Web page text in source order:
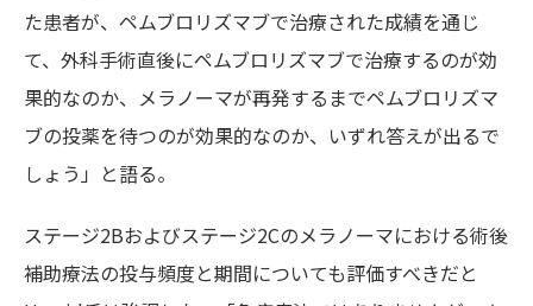
た患者が、ペムブロリズマブで治療された成績を通じ
て、外科手術直後にペムブロリズマブで治療するのが効
果的なのか、メラノーマが再発するまでペムブロリズマ
ブの投薬を待つのが効果的なのか、いずれ答えが出るで
しょう」と語る。
ステージ2Bおよびステージ2Cのメラノーマにおける術後
補助療法の投与頻度と期間についても評価すべきだと